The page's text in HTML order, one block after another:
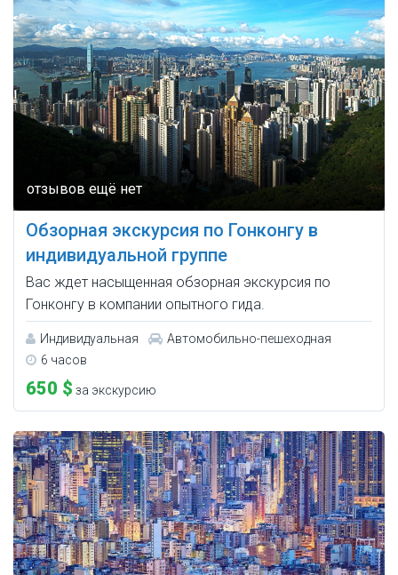
Обзорная экскурсия по Гонконгу в
индивидуальной группе
Вас ждет насыщенная обзорная экскурсия по
Гонконгу в компании опытного гида.
Индивидуальная
Автомобильно-пешеходная
6 часов
650 $ за экскурсию